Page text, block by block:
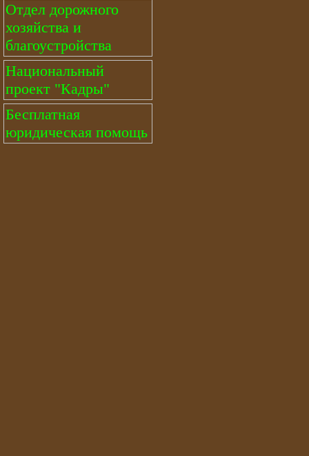
Отдел дорожного
хозяйства и
благоустройства
Национальный
проект "Кадры"
Бесплатная
юридическая помощь